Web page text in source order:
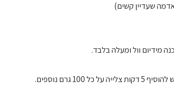
שעדיין קשים)
מידיום וול ומעלה בלבד.
100 גרם נוספים.